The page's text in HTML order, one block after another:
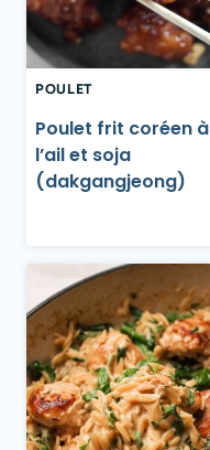
POULET
Poulet frit coréen à
l’ail et soja
(dakgangjeong)